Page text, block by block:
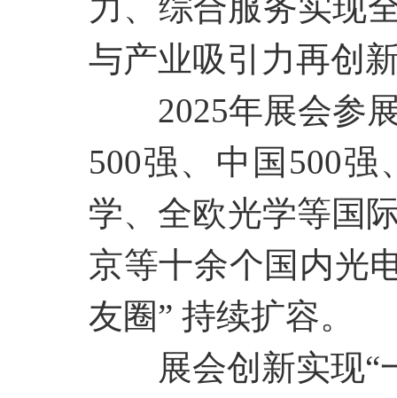
与产业吸引力再创
2025年展会参
500强、中国500
学、全欧光学等国
京等十余个国内光
友圈” 持续扩容。
展会创新实现“